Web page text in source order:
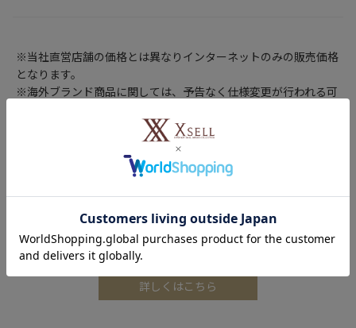
※当社直営店舗の価格とは異なりインターネットのみの販売価格
となります。
※海外ブランド商品に関しては、予告なく仕様変更が行われる可
きかねますので、予めご了承の上、お買い求めください。
※Attention 海外からお求めいただいた場合のご注意
After-sales support and warranty are only available to
customers currently residing in Japan. （保証、アフターサー
ビスの利用は日本国内居住のお客様のみが対象となります）
詳しくはこちら